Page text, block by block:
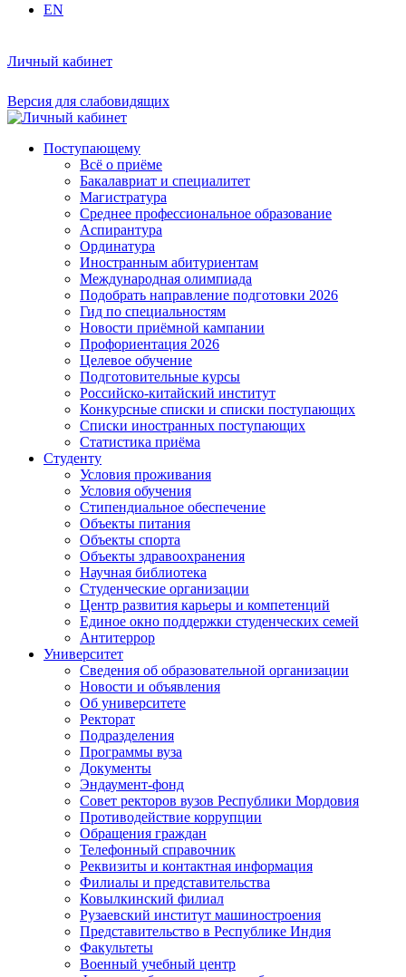
EN
Личный кабинет
Версия для слабовидящих
Поступающему
Всё о приёме
Бакалавриат и специалитет
Магистратура
Среднее профессиональное образование
Аспирантура
Ординатура
Иностранным абитуриентам
Международная олимпиада
Подобрать направление подготовки 2026
Гид по специальностям
Новости приёмной кампании
Профориентация 2026
Целевое обучение
Подготовительные курсы
Российско-китайский институт
Конкурсные списки и списки поступающих
Списки иностранных поступающих
Статистика приёма
Студенту
Условия проживания
Условия обучения
Стипендиальное обеспечение
Объекты питания
Объекты спорта
Объекты здравоохранения
Научная библиотека
Студенческие организации
Центр развития карьеры и компетенций
Единое окно поддержки студенческих семей
Антитеррор
Университет
Сведения об образовательной организации
Новости и объявления
Об университете
Ректорат
Подразделения
Программы вуза
Документы
Эндаумент-фонд
Совет ректоров вузов Республики Мордовия
Противодействие коррупции
Обращения граждан
Телефонный справочник
Реквизиты и контактная информация
Филиалы и представительства
Ковылкинский филиал
Рузаевский институт машиностроения
Представительство в Республике Индия
Факультеты
Военный учебный центр